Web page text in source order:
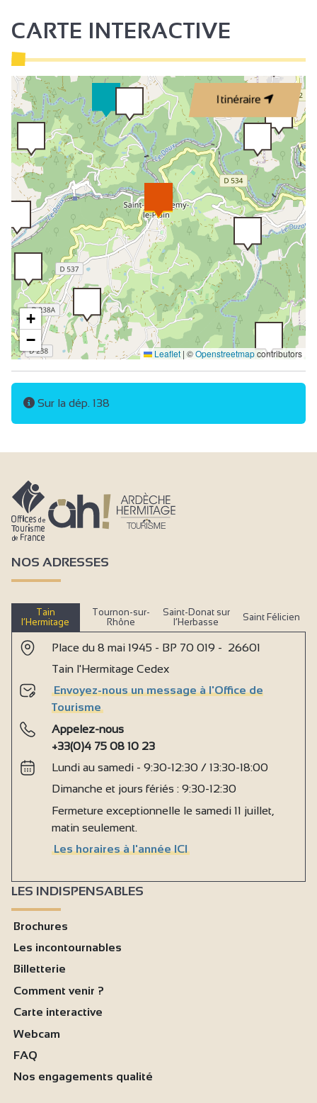
CARTE INTERACTIVE
Itinéraire
+
−
Leaflet | ©Openstreetmapcontributors
Sur la dép. 138
NOS ADRESSES
Tain
l’Hermitage
Tournon-sur-
Rhône
Saint-Donat sur
l’Herbasse
Saint Félicien
Place du 8 mai 1945 - BP 70 019 - 26601
Tain l'Hermitage Cedex
Envoyez-nous un message à l'Office de
Tourisme
Appelez-nous
+33(0)4 75 08 10 23
Lundi au samedi - 9:30-12:30 / 13:30-18:00
Dimanche et jours fériés : 9:30-12:30
Fermeture exceptionnelle le samedi 11 juillet,
matin seulement.
Les horaires à l'année ICI
LES INDISPENSABLES
Brochures
Les incontournables
Billetterie
Comment venir ?
Carte interactive
Webcam
FAQ
Nos engagements qualité